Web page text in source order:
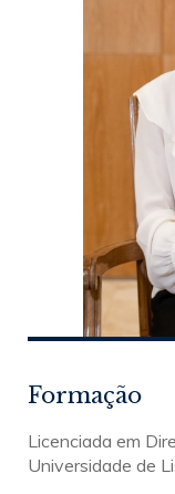
Formação
Licenciada em
Universidade de